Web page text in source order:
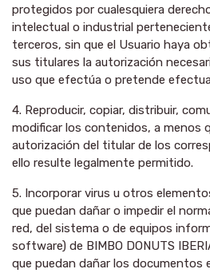
protegidos por cualesquiera
intelectual o industrial
terceros, sin que el Usuario haya
sus titulares la autorización
uso que efectúa o pretende
4. Reproducir, copiar, distribuir,
modificar los contenidos, a menos
autorización del titular de los
ello resulte legalmente permitido.
5. Incorporar virus u otros
que puedan dañar o impedir el
red, del sistema o de equipos
software) de BIMBO DONUTS
que puedan dañar los documentos